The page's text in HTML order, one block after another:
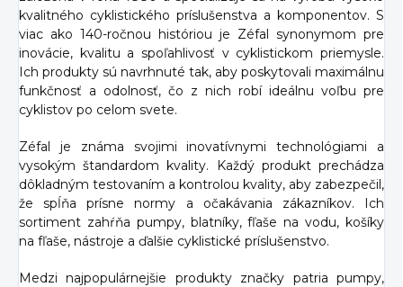
kvalitného cyklistického príslušenstva a komponentov. S
viac ako 140-ročnou históriou je Zéfal synonymom pre
inovácie, kvalitu a spoľahlivosť v cyklistickom priemysle.
Ich produkty sú navrhnuté tak, aby poskytovali maximálnu
funkčnosť a odolnosť, čo z nich robí ideálnu voľbu pre
cyklistov po celom svete.
Zéfal je známa svojimi inovatívnymi technológiami a
vysokým štandardom kvality. Každý produkt prechádza
dôkladným testovaním a kontrolou kvality, aby zabezpečil,
že spĺňa prísne normy a očakávania zákazníkov. Ich
sortiment zahŕňa pumpy, blatníky, fľaše na vodu, košíky
na fľaše, nástroje a ďalšie cyklistické príslušenstvo.
Medzi najpopulárnejšie produkty značky patria pumpy,